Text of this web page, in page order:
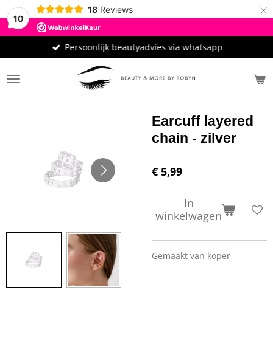
10
18 Reviews ×
Persoonlijk beautyadvies via whatsapp
Earcuff layered
chain - zilver
€ 5,99
In
winkelwagen
Gemaakt van koper